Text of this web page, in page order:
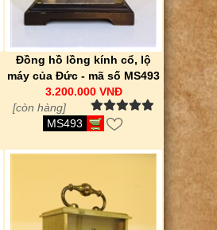
Đồng hồ lồng kính cổ, lộ
máy của Đức - mã số MS493
3.200.000 VNĐ
[còn hàng]
MS493